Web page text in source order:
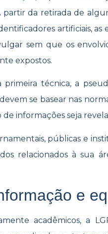
partir da retirada de
artificiais,
sem que os
expostos.
técnica, a
se basear nas
informações seja
públicas e
relacionados à sua
e
acadêmicos, a